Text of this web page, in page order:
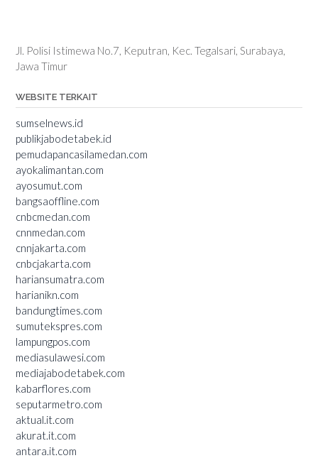
Jl. Polisi Istimewa No.7, Keputran, Kec. Tegalsari, Surabaya,
Jawa Timur
WEBSITE TERKAIT
sumselnews.id
publikjabodetabek.id
pemudapancasilamedan.com
ayokalimantan.com
ayosumut.com
bangsaoffline.com
cnbcmedan.com
cnnmedan.com
cnnjakarta.com
cnbcjakarta.com
hariansumatra.com
harianikn.com
bandungtimes.com
sumutekspres.com
lampungpos.com
mediasulawesi.com
mediajabodetabek.com
kabarflores.com
seputarmetro.com
aktual.it.com
akurat.it.com
antara.it.com